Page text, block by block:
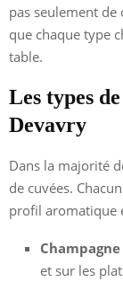
pas seulement
que chaque type
table.
Les types
Devavry
Dans la majorité
de cuvées.
profil aromatique
et sur les